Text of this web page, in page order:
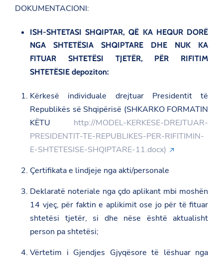
DOKUMENTACIONI:
ISH-SHTETASI SHQIPTAR, QË KA HEQUR DORË
NGA SHTETËSIA SHQIPTARE DHE NUK KA
FITUAR SHTETËSI TJETËR, PËR RIFITIM
SHTETËSIE depoziton:
Kërkesë individuale drejtuar Presidentit të
Republikës së Shqipërisë (SHKARKO FORMATIN
KËTU http://MODEL-KERKESE-DREJTUAR-
PRESIDENTIT-TE-REPUBLIKES-PER-RIFITIMIN-
E-SHTETESISE-SHQIPTARE-11.docx)
Çertifikata e lindjeje nga akti/personale
Deklaratë noteriale nga çdo aplikant mbi moshën
14 vjeç, për faktin e aplikimit ose jo për të fituar
shtetësi tjetër, si dhe nëse është aktualisht
person pa shtetësi;
Vërtetim i Gjendjes Gjyqësore të lëshuar nga